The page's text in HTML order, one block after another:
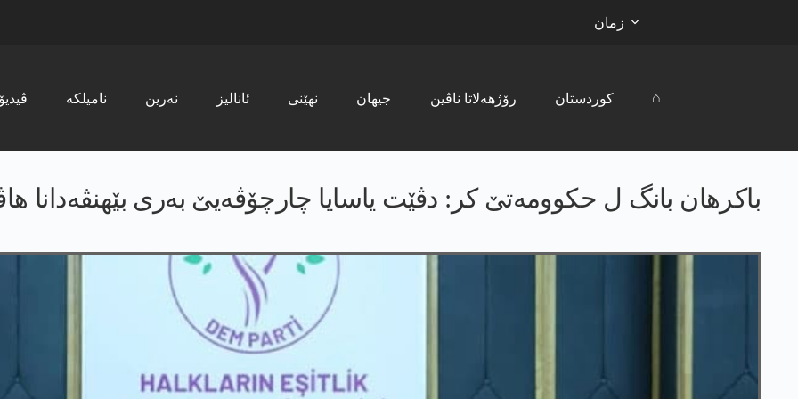
زمان
ڤیدیۆ نامیلکە نەرین ئانالیز نھێنی جیھان رۆژھەلاتا ناڤین کوردستان ⌂
باکرھان بانگ ل حکوومەتێ کر: دڤێت یاسایا چارچۆڤەیێ بەری بێھنڤەدانا